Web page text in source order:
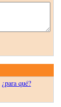
¿para qué?